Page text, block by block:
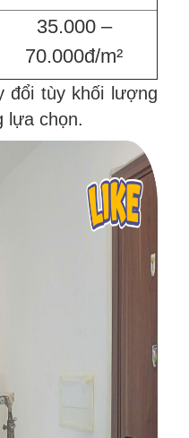
35.000 –
70.000đ/m²
đổi tùy khối lượng
lựa chọn.